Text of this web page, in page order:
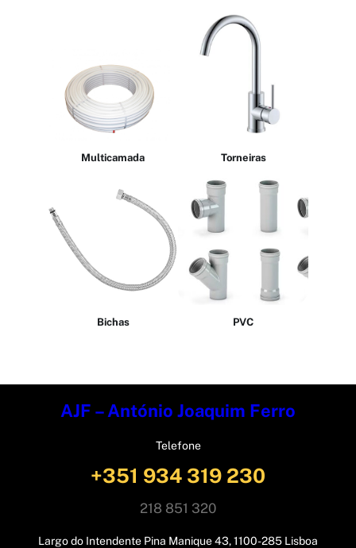
Multicamada Torneiras
Bichas PVC
AJF – António Joaquim Ferro
Telefone
+351 934 319 230
218 851 320
Largo do Intendente Pina Manique 43, 1100-285 Lisboa